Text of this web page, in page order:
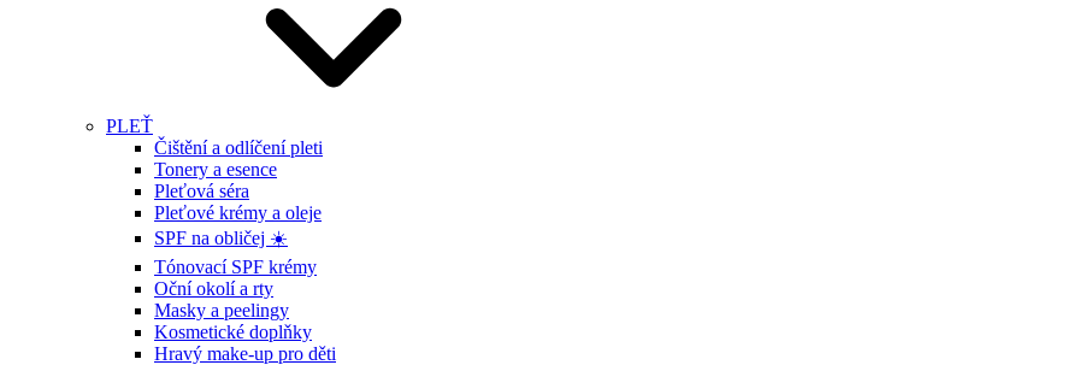
PLEŤ
Čištění a odlíčení pleti
Tonery a esence
Pleťová séra
Pleťové krémy a oleje
SPF na obličej ☀️
Tónovací SPF krémy
Oční okolí a rty
Masky a peelingy
Kosmetické doplňky
Hravý make-up pro děti